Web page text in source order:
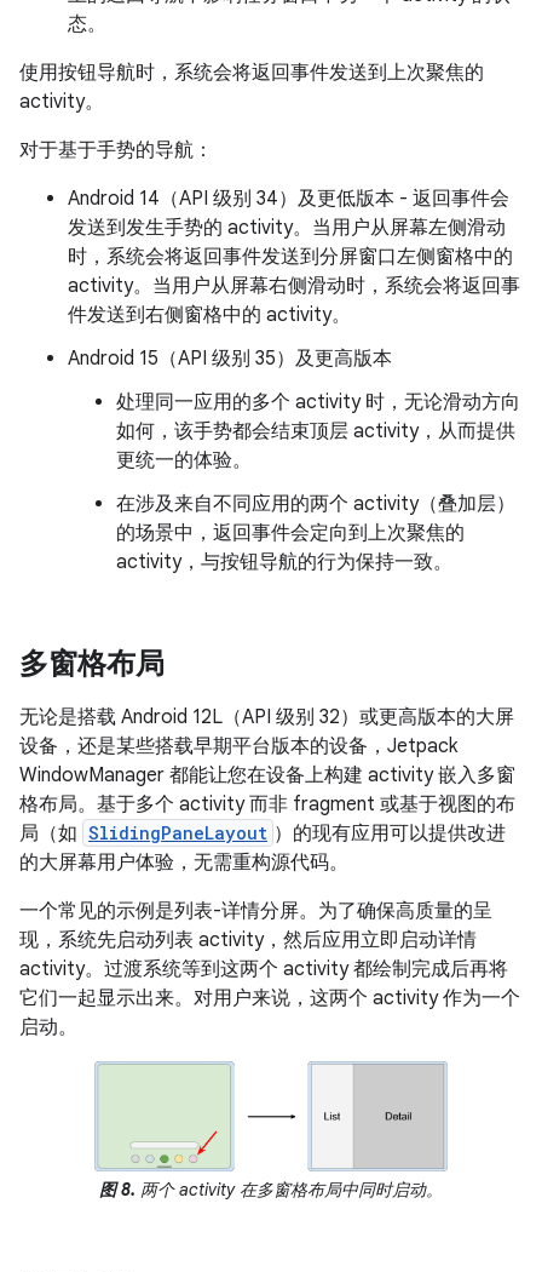
态。
使用按钮导航时，系统会将返回事件发送到上次聚焦的
activity。
对于基于手势的导航：
Android 14（API 级别 34）及更低版本 - 返回事件会
发送到发生手势的 activity。当用户从屏幕左侧滑动
时，系统会将返回事件发送到分屏窗口左侧窗格中的
activity。当用户从屏幕右侧滑动时，系统会将返回事
件发送到右侧窗格中的 activity。
Android 15（API 级别 35）及更高版本
处理同一应用的多个 activity 时，无论滑动方向
如何，该手势都会结束顶层 activity，从而提供
更统一的体验。
在涉及来自不同应用的两个 activity（叠加层）
的场景中，返回事件会定向到上次聚焦的
activity，与按钮导航的行为保持一致。
多窗格布局
无论是搭载 Android 12L（API 级别 32）或更高版本的大屏
设备，还是某些搭载早期平台版本的设备，Jetpack
WindowManager 都能让您在设备上构建 activity 嵌入多窗
格布局。基于多个 activity 而非 fragment 或基于视图的布
局（如 SlidingPaneLayout ）的现有应用可以提供改进
的大屏幕用户体验，无需重构源代码。
一个常见的示例是列表-详情分屏。为了确保高质量的呈
现，系统先启动列表 activity，然后应用立即启动详情
activity。过渡系统等到这两个 activity 都绘制完成后再将
它们一起显示出来。对用户来说，这两个 activity 作为一个
启动。
图 8. 两个 activity 在多窗格布局中同时启动。